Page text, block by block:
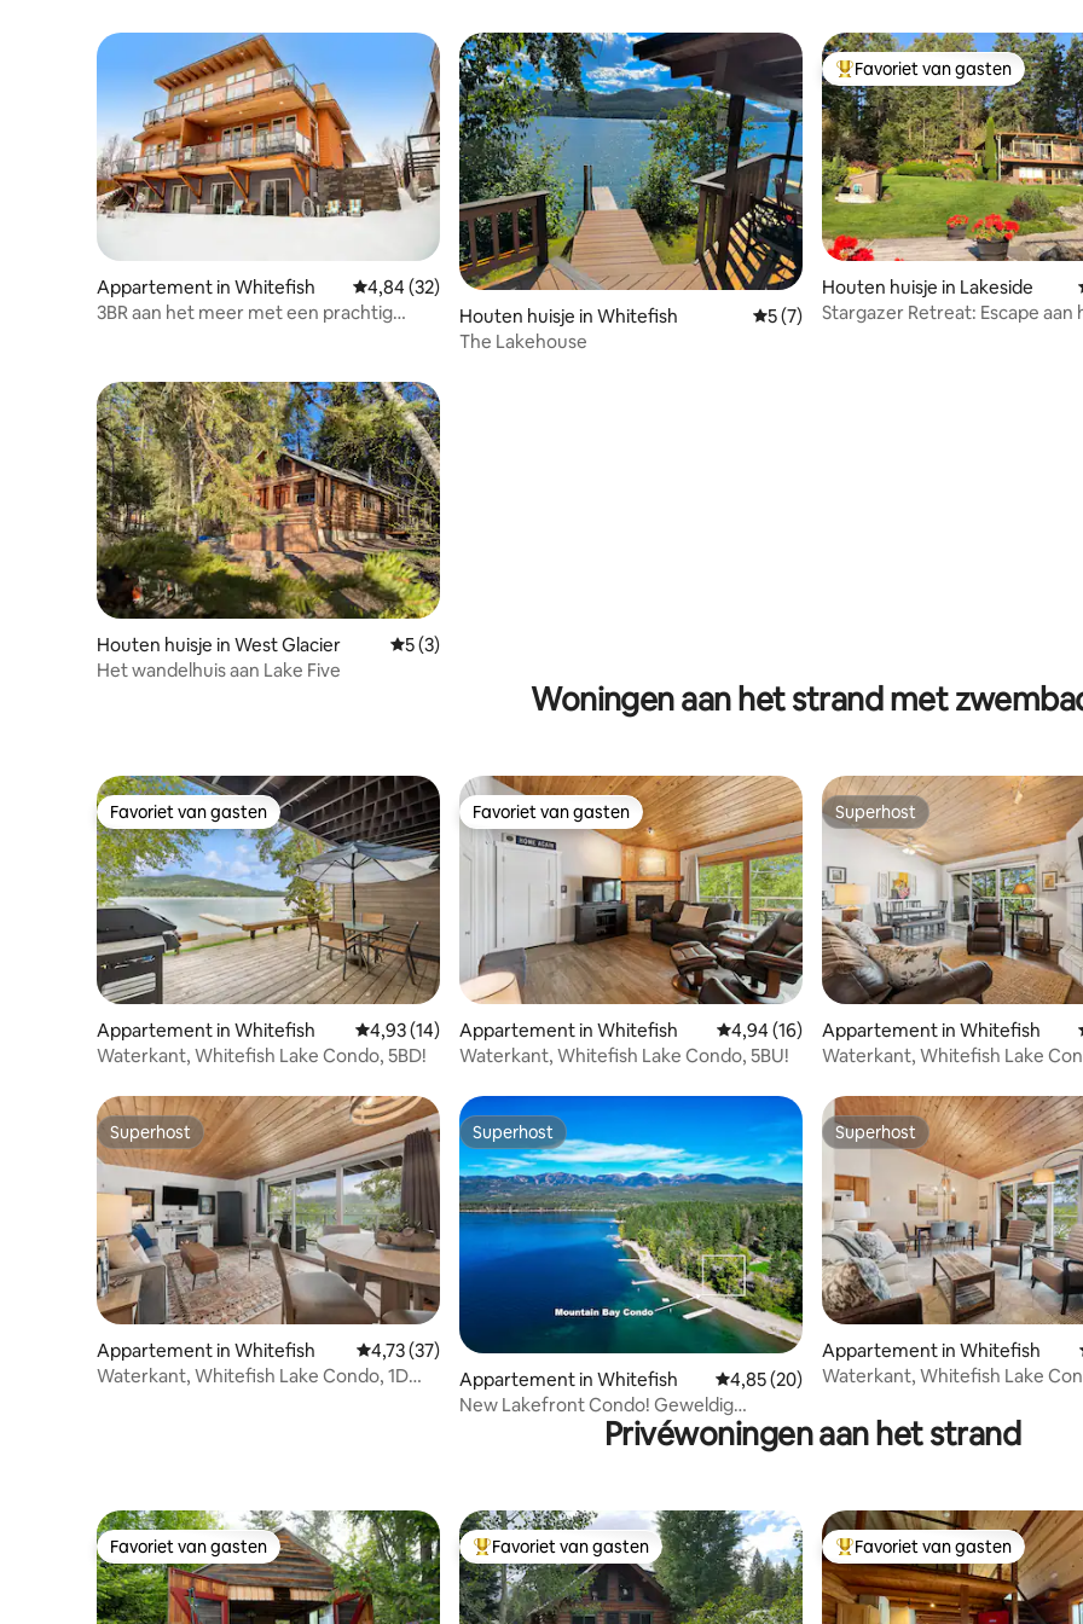
Appartement in Whitefish Gemiddelde beoordeling van 4,84 uit 5, 32 recensies
4,84 (32)
3BR aan het meer met een prachtig
Houten huisje in Whitefish Gemiddelde beoordeling van 5 uit 5, 7
5 (7)
The Lakehouse
Topfavoriet van gasten
Favoriet van gasten
Houten huisje in Lakeside
Stargazer Retreat: Escape aan
Houten huisje in West Glacier Gemiddelde beoordeling van 5 uit 5, 3 recensies
5 (3)
Het wandelhuis aan Lake Five
Woningen aan het strand met
Favoriet van gasten
Favoriet van gasten
Appartement in Whitefish Gemiddelde beoordeling van 4,93 uit 5, 14 recensies
4,93 (14)
Waterkant, Whitefish Lake Condo, 5BD!
Favoriet van gasten
Favoriet van gasten
Appartement in Whitefish Gemiddelde beoordeling van 4,94 uit 5, 16
4,94 (16)
Waterkant, Whitefish Lake Condo, 5BU!
Superhost
Superhost
Appartement in Whitefish
Waterkant, Whitefish Lake
Superhost
Superhost
Appartement in Whitefish Gemiddelde beoordeling van 4,73 uit 5, 37 recensies
4,73 (37)
Waterkant, Whitefish Lake Condo, 1D
Superhost
Superhost
Appartement in Whitefish Gemiddelde beoordeling van 4,85 uit 5, 20
4,85 (20)
New Lakefront Condo! Geweldig
uitzicht! Zwembad/bubbelbad!
Superhost
Superhost
Appartement in Whitefish
Waterkant, Whitefish Lake
Privéwoningen aan het strand
Favoriet van gasten
Favoriet van gasten Topfavoriet van gasten
Favoriet van gasten Topfavoriet van gasten
Favoriet van gasten